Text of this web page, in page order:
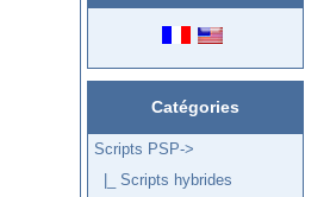
Catégories
Scripts PSP->
|_ Scripts hybrides